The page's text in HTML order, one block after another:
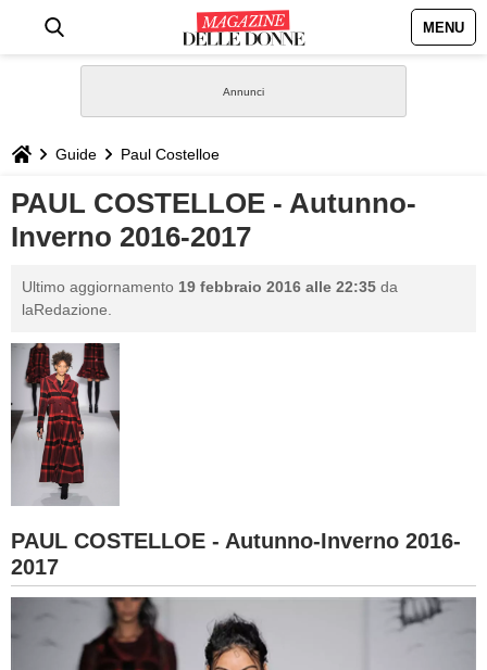
MENU
STILE
BIOGRAFIE
DEFINIZIONI
GASTRONOMIA
CAPELLI
SESSO
DIETA
GUIDE
Guide Paul Costelloe
PAUL COSTELLOE - Autunno-
Inverno 2016-2017
Ultimo aggiornamento 19 febbraio 2016 alle 22:35 da
laRedazione.
PAUL COSTELLOE - Autunno-Inverno 2016-
2017